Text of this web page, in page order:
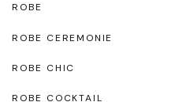
ROBE
ROBE CEREMONIE
ROBE CHIC
ROBE COCKTAIL